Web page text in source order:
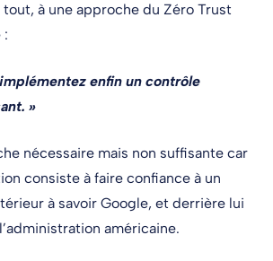
tout, à une approche du Zéro Trust
:
enfin un contrôle
»
nécessaire mais non suffisante car
consiste à faire confiance à un
à savoir Google, et derrière lui
américaine.